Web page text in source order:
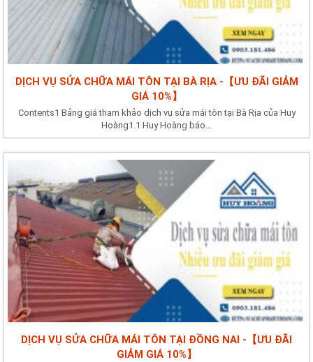
DỊCH VỤ SỬA CHỮA MÁI TÔN TẠI BÀ RỊA -【ƯU ĐÃI GIẢM
GIÁ 10%】
Contents1 Bảng giá tham khảo dịch vụ sửa mái tôn tại Bà Rịa của Huy
Hoàng1.1 Huy Hoàng báo...
DỊCH VỤ SỬA CHỮA MÁI TÔN TẠI ĐỒNG NAI -【ƯU ĐÃI
GIẢM GIÁ 10%】